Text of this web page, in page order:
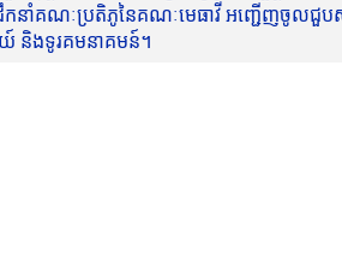
នាំគណៈប្រតិភូនៃគណៈមេធាវី អញ្ជើញចូលជួបសម្
និងទូរគមនាគមន៍។